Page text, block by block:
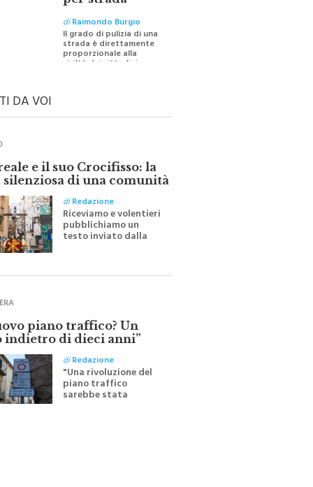
diRaimondo Burgio
Il grado di pulizia di una
strada è direttamente
proporzionale alla
civiltà dei cittadini
DA VOI
e il suo Crocifisso: la
di una comunità
diRedazione
Riceviamo e volentieri
pubblichiamo un
testo inviato dalla
scrittrice monrealese
Festa del Santissimo
piano traffico? Un
indietro di dieci anni”
diRedazione
"Una rivoluzione del
piano traffico
sarebbe stata
efficace se preceduta